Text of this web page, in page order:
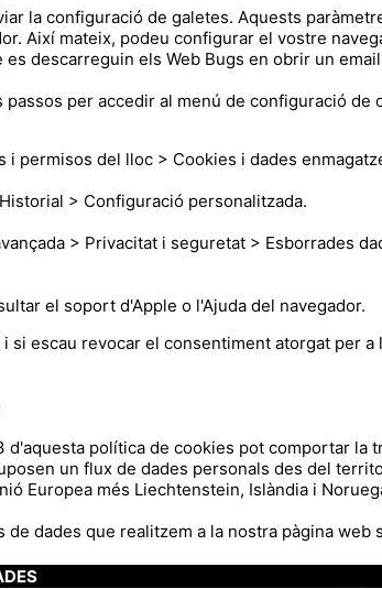
la configuració de galetes. Aquests
Així mateix, podeu configurar el vostre
descarreguin els Web Bugs en obrir un
per accedir al menú de configuració de
permisos del lloc > Cookies i dades
> Configuració personalitzada.
> Privacitat i seguretat > Esborrades
el soport d'Apple o l'Ajuda del navegador.
escau revocar el consentiment atorgat per
d'aquesta política de cookies pot comportar
un flux de dades personals des del
Europea més Liechtenstein, Islàndia i
dades que realitzem a la nostra pàgina web